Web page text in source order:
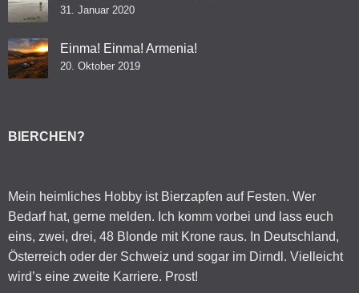
31. Januar 2020
Einma! Einma! Armenia!
20. Oktober 2019
BIERCHEN?
Mein heimliches Hobby ist Bierzapfen auf Festen. Wer
Bedarf hat, gerne melden. Ich komm vorbei und lass euch
eins, zwei, drei, 48 Blonde mit Krone raus. In Deutschland,
Österreich oder der Schweiz und sogar im Dirndl. Vielleicht
wird’s eine zweite Karriere. Prost!